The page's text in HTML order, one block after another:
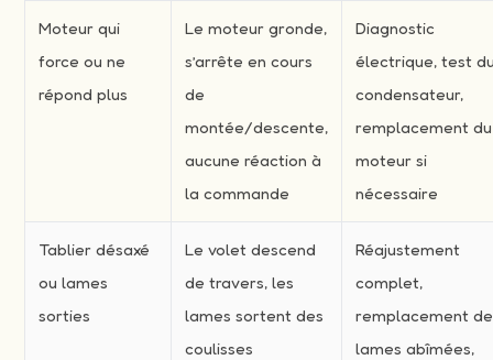
Moteur qui
force ou ne
répond plus
Le moteur gronde,
s’arrête en cours
de
montée/descente,
aucune réaction à
la commande
Diagnostic
électrique, test
condensateur,
remplacement du
moteur si
nécessaire
Tablier désaxé
ou lames
sorties
Le volet descend
de travers, les
lames sortent des
coulisses
Réajustement
complet,
remplacement de
lames abîmées,